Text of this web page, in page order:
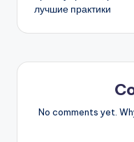
лучшие практики
No comments yet.